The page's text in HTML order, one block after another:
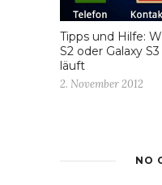
Tipps und Hilfe:
S2 oder Galaxy
läuft
2. November 2012
NO